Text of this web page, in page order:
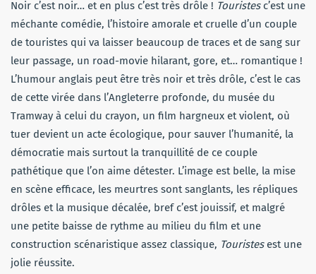
Noir c’est noir… et en plus c’est très drôle ! Touristesc’est une
méchante comédie, l’histoire amorale et cruelle d’un couple
de touristes qui va laisser beaucoup de traces et de sang sur
leur passage, un road-movie hilarant, gore, et… romantique !
L’humour anglais peut être très noir et très drôle, c’est le cas
de cette virée dans l’Angleterre profonde, du musée du
Tramway à celui du crayon, un film hargneux et violent, où
tuer devient un acte écologique, pour sauver l’humanité, la
démocratie mais surtout la tranquillité de ce couple
pathétique que l’on aime détester. L’image est belle, la mise
en scène efficace, les meurtres sont sanglants, les répliques
drôles et la musique décalée, bref c’est jouissif, et malgré
une petite baisse de rythme au milieu du film et une
construction scénaristique assez classique, Touristesest une
jolie réussite.